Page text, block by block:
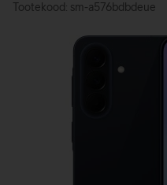
Tootekood: sm-a576bdbdeue